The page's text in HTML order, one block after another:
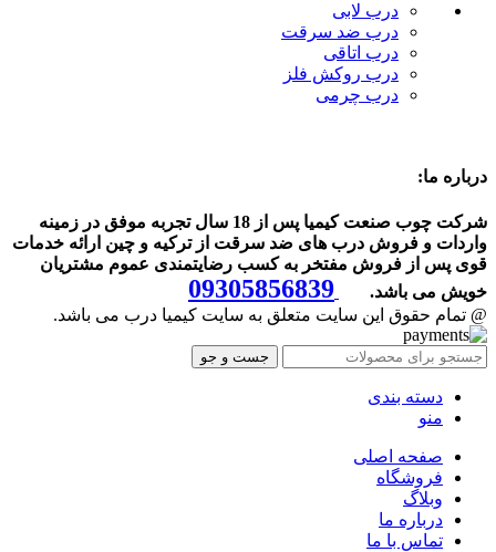
درب لابی
درب ضد سرقت
درب اتاقی
درب روکش فلز
درب چرمی
درباره ما:
شرکت چوب صنعت کیمیا پس از 18 سال تجربه موفق در زمینه
واردات و فروش درب های ضد سرقت از ترکیه و چین ارائه خدمات
قوی پس از فروش مفتخر به کسب رضایتمندی عموم مشتریان
خویش می باشد.
09305856839
@ تمام حقوق این سایت متعلق به سایت کیمیا درب می باشد.
جست و جو
دسته بندی
منو
صفحه اصلی
فروشگاه
وبلاگ
درباره ما
تماس با ما